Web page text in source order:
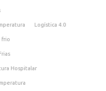
Logística 4.0
frio
Hospitalar